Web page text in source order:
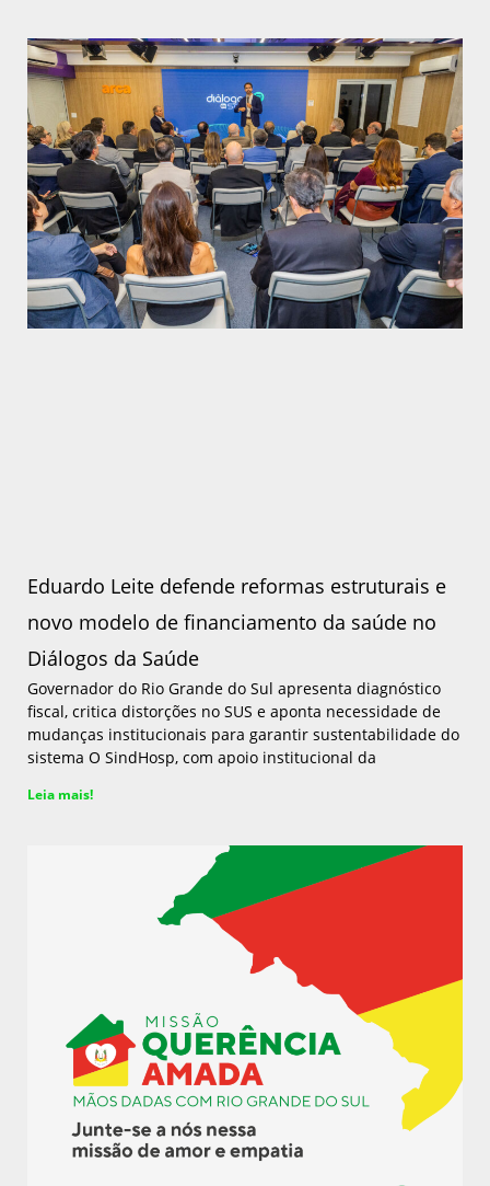
Eduardo Leite defende reformas estruturais e
novo modelo de financiamento da saúde no
Diálogos da Saúde
Governador do Rio Grande do Sul apresenta diagnóstico
fiscal, critica distorções no SUS e aponta necessidade de
mudanças institucionais para garantir sustentabilidade do
sistema O SindHosp, com apoio institucional da
Leia mais!